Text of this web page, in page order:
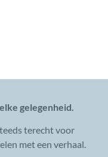
gelegenheid.
terecht voor
met een verhaal.